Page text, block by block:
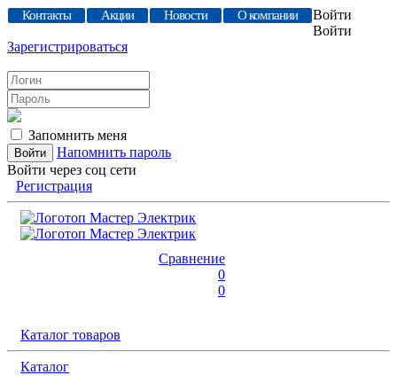
Контакты Акции Новости О компании
Войти
Войти
Зарегистрироваться
Запомнить меня
Напомнить пароль
Войти через соц сети
Регистрация
Сравнение
0
0
Каталог товаров
Каталог